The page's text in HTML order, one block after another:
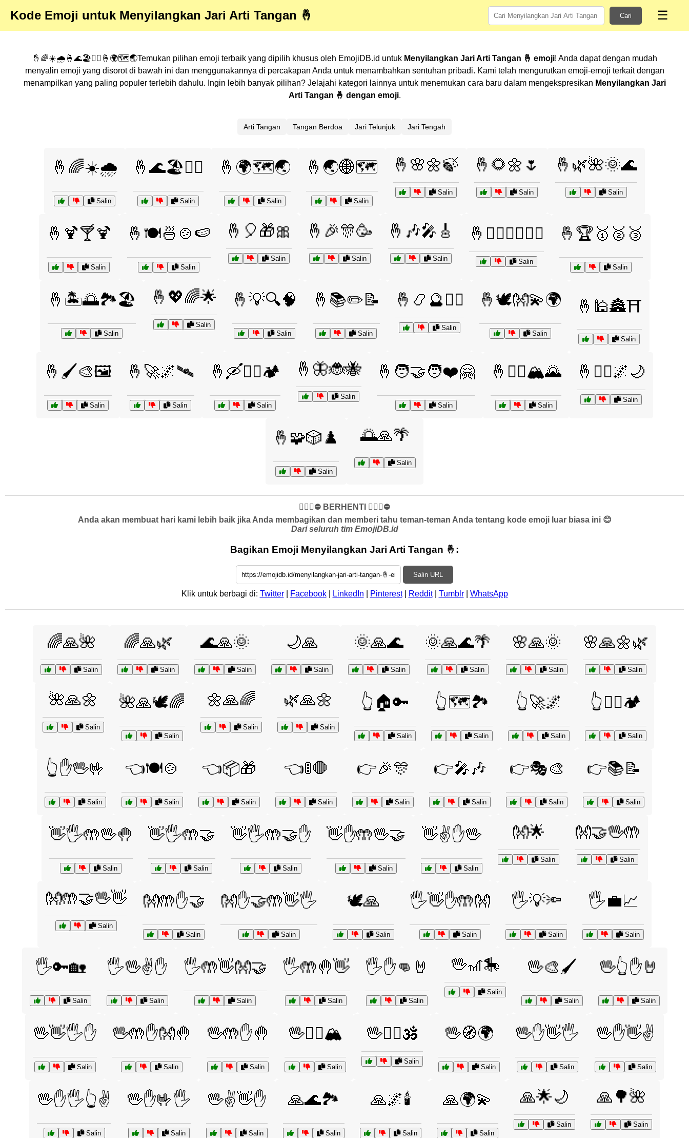
Kode Emoji untuk Menyilangkan Jari Arti Tangan 🤞 Cari ☰
🤞🌈☀️🌧️🤞🌊🏖️🏄‍♀️🤞🌍🗺️🌏Temukan pilihan emoji terbaik yang dipilih khusus oleh EmojiDB.id untuk Menyilangkan Jari Arti Tangan 🤞 emoji! Anda dapat dengan mudah
menyalin emoji yang disorot di bawah ini dan menggunakannya di percakapan Anda untuk menambahkan sentuhan pribadi. Kami telah mengurutkan emoji-emoji terkait dengan
menampilkan yang paling populer terlebih dahulu. Ingin lebih banyak pilihan? Jelajahi kategori lainnya untuk menemukan cara baru dalam mengekspresikan Menyilangkan Jari
Arti Tangan 🤞 dengan emoji.
Arti Tangan Tangan Berdoa Jari Telunjuk Jari Tengah
🤞🌈☀️🌧️
Salin
🤞🌊🏖️🏄‍♀️
Salin
🤞🌍🗺️🌏
Salin
🤞🌏🌐🗺️
Salin
🤞🌸🌼🍃
Salin
🤞🌻🌼🌷
Salin
🤞🌿🌺🌞🌊
Salin
🤞🍹🍸🍹
Salin
🤞🍽️🍜🍲🍉
Salin
🤞🎈🎁🎀
Salin
🤞🎉🎊🥳
Salin
🤞🎶🎤🎸
Salin
🤞🏄‍♂️🏊‍♀️🚴‍♂️
Salin
🤞🏆🥇🥈🥉
Salin
🤞🏝️🌅🏞️🏖️
Salin
🤞💖🌈🌟
Salin
🤞💡🔍🧠
Salin
🤞📚✏️📝
Salin
🤞📿🔮🧙‍♂️
Salin
🤞🕊️👐💫🌍
Salin
🤞🕌🏯⛩️
Salin
🤞🖌️🎨🖼️
Salin
🤞🚀🌌🛰️
Salin
🤞🛶🚣‍♀️🏕️
Salin
🤞🦋🐞🐝
Salin
🤞🧑‍🤝‍🧑❤️🤗
Salin
🤞🧗‍♂️🏔️🌄
Salin
🤞🧘‍♀️🌌🌙
Salin
🤞🧩🎲♟️
Salin
🌅🙏🌴
Salin
✋🏻🛑⛔️ BERHENTI ✋🏻🛑⛔️
Anda akan membuat hari kami lebih baik jika Anda membagikan dan memberi tahu teman-teman Anda tentang kode emoji luar biasa ini 😊
Dari seluruh tim EmojiDB.id
Bagikan Emoji Menyilangkan Jari Arti Tangan 🤞:
Salin URL
Klik untuk berbagi di: Twitter| Facebook| LinkedIn Pinterest| Reddit| Tumblr| WhatsApp
🌈🙏🌺
Salin
🌈🙏🌿
Salin
🌊🙏🌞
Salin
🌙🙏
Salin
🌞🙏🌊
Salin
🌞🙏🌊🌴
Salin
🌸🙏🌞
Salin
🌸🙏🌼🌿
Salin
🌺🙏🌼
Salin
🌺🙏🕊️🌈
Salin
🌼🙏🌈
Salin
🌿🙏🌼
Salin
👆🏠🔑
Salin
👆🗺️🏞️
Salin
👆🚀🌌
Salin
👆🧗‍♀️🏕️
Salin
👆✋🖖🤟
Salin
👈🍽️🍲
Salin
👈📦🎁
Salin
👈🚦🛑
Salin
👉🎉🎊
Salin
👉🎤🎶
Salin
👉🎭🎨
Salin
👉📚📝
Salin
👋🖐️🤲🖖🤚
Salin
👋🖐️🤲🤝
Salin
👋🖐️🤲🤝✋
Salin
👋✋🤲🖖🤝
Salin
👋✌️✋🖖
Salin
👐🌟
Salin
👐🤝🖖🤲
Salin
👐🤲🤝🖖👋
Salin
👐🤲✋🤝
Salin
👐✋🤝🤲👋🖐️
Salin
🕊️🙏
Salin
🖐️👋✋🤲👐
Salin
🖐️💡🔦
Salin
🖐️💼📈
Salin
🖐️🔑🏡
Salin
🖐️🖖✌️✋
Salin
🖐️🤲👋👐🤝
Salin
🖐️🤲🤚👋
Salin
🖐️✋👊🤘
Salin
🖖🎢🎠
Salin
🖖🎨🖌️
Salin
🖖👆✋🤘
Salin
🖖👋🖐️✋
Salin
🖖🤲✋👐🤚
Salin
🖖🤲✋🤚
Salin
🖖🧗‍♂️🏔️
Salin
🖖🧘‍♂️🕉️
Salin
🖖🧭🌍
Salin
🖖✋👋🖐️
Salin
🖖✋👋✌️
Salin
🖖✋🖐️👆✌️
Salin
🖖✋🤟🖐️
Salin
🖖✌️👋✋
Salin
🙏🌊🏞️
Salin
🙏🌌🕯️
Salin
🙏🌍💫
Salin
🙏🌟🌙
Salin
🙏🌳🌺
Salin